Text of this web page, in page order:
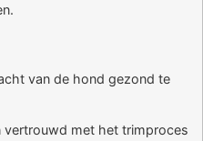
van de hond gezond te
vertrouwd met het trimproces